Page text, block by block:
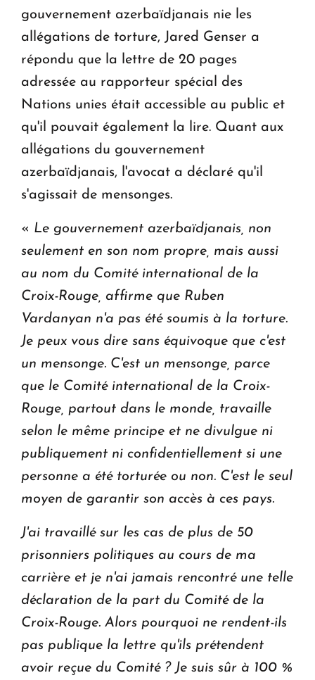
gouvernement azerbaïdjanais nie les
allégations de torture, Jared Genser a
répondu que la lettre de 20 pages
adressée au rapporteur spécial des
Nations unies était accessible au public et
qu'il pouvait également la lire. Quant aux
allégations du gouvernement
azerbaïdjanais, l'avocat a déclaré qu'il
s'agissait de mensonges.
« Le gouvernement azerbaïdjanais, non
seulement en son nom propre, mais aussi
au nom du Comité international de la
Croix-Rouge, affirme que Ruben
Vardanyan n'a pas été soumis à la torture.
Je peux vous dire sans équivoque que c'est
un mensonge. C'est un mensonge, parce
que le Comité international de la Croix-
Rouge, partout dans le monde, travaille
selon le même principe et ne divulgue ni
publiquement ni confidentiellement si une
personne a été torturée ou non. C'est le seul
moyen de garantir son accès à ces pays.
J'ai travaillé sur les cas de plus de 50
prisonniers politiques au cours de ma
carrière et je n'ai jamais rencontré une telle
déclaration de la part du Comité de la
Croix-Rouge. Alors pourquoi ne rendent-ils
pas publique la lettre qu'ils prétendent
avoir reçue du Comité ? Je suis sûr à 100 %